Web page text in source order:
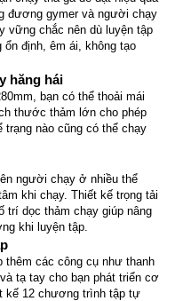
đương gymer và người chạy
vững chắc nên dù luyện tập
định, êm ái, không tạo
hăng hái
bạn có thể thoải mái
thước thảm lớn cho phép
nào cũng có thể chạy
người chạy ở nhiều thể
khi chạy. Thiết kế trọng tải
trí dọc thảm chạy giúp nâng
khi luyện tập.
các công cụ như thanh
tạ tay cho bạn phát triển cơ
kế 12 chương trình tập tự